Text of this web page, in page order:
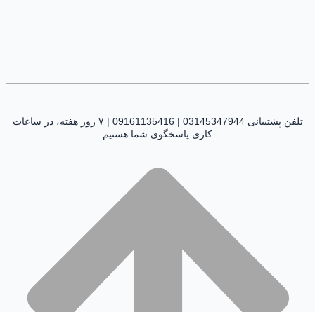
تلفن پشتیبانی 03145347944 | 09161135416 | ۷ روز هفته، در ساعات
کاری پاسخگوی شما هستیم